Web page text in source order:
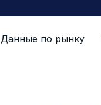
Данные по рынку